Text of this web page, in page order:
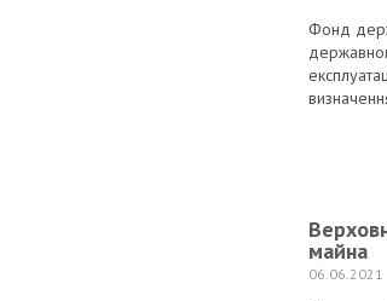
Фонд
майна
06.06.2021